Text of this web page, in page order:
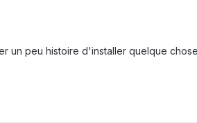
un peu histoire d'installer quelque